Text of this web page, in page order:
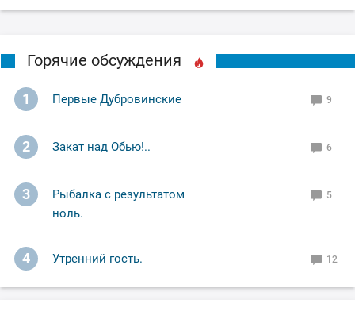
Горячие обсуждения
1 Первые Дубровинские 9
2 Закат над Обью!.. 6
3
Рыбалка с результатом
ноль.
5
4 Утренний гость. 12